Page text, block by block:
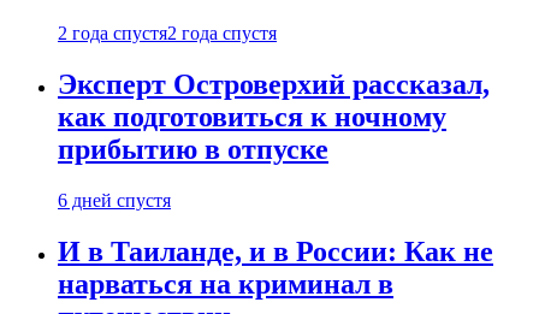
2 года спустя2 года спустя
Эксперт Островерхий рассказал,
как подготовиться к ночному
прибытию в отпуске
6 дней спустя
И в Таиланде, и в России: Как не
нарваться на криминал в